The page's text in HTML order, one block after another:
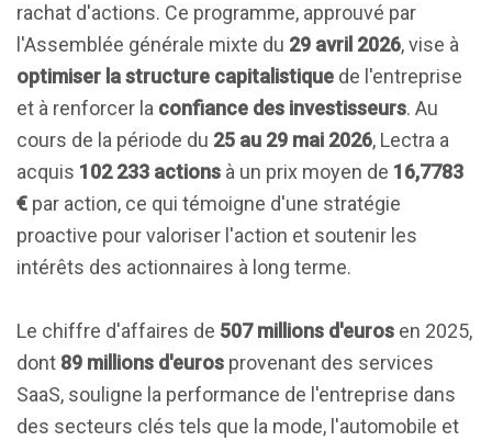
rachat d'actions. Ce programme, approuvé par
l'Assemblée générale mixte du 29 avril 2026, vise à
optimiser la structure capitalistique de l'entreprise
et à renforcer la confiance des investisseurs. Au
cours de la période du 25 au 29 mai 2026, Lectra a
acquis 102 233 actions à un prix moyen de 16,7783
€ par action, ce qui témoigne d'une stratégie
proactive pour valoriser l'action et soutenir les
intérêts des actionnaires à long terme.
Le chiffre d'affaires de 507 millions d'euros en 2025,
dont 89 millions d'euros provenant des services
SaaS, souligne la performance de l'entreprise dans
des secteurs clés tels que la mode, l'automobile et